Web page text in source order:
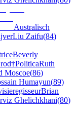
Australisch
Liu Zaifu(84)
Beverly
†PoliticaRuth
Moscoe(86)
Humayun(89)
Brian
Ghelichkhani(80)